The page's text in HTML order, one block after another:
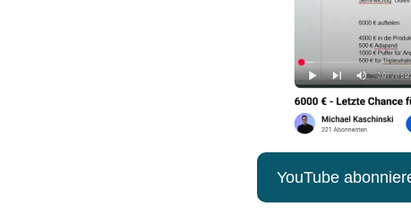
YouTube